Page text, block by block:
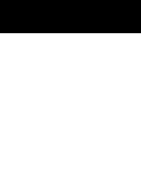
al